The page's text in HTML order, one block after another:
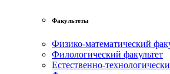
Факультеты
Физико-математический
Филологический факультет
Естественно-